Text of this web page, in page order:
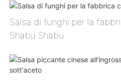
Salsa di funghi per la
Shabu Shabu